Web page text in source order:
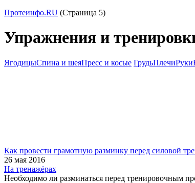
Протеинфо.RU (Страница 5)
Упражнения и
ЯгодицыСпина и шеяПресс и косые ГрудьПлечиРуки
Как провести грамотную разминку перед силовой
26 мая 2016
На тренажёрах
Необходимо ли разминаться перед тренировочным